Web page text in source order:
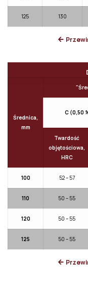
125 130
Średnica,
mm
С (0,50
Twardość
objętościowa,
HRC
100 52 – 57
110 50 – 55
120 50 – 55
125 50 – 55